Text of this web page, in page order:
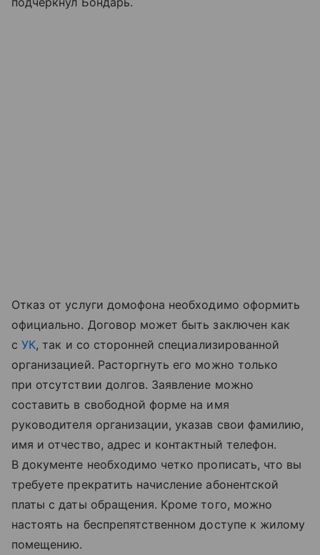
Отказ от услуги домофона необходимо оформить
официально. Договор может быть заключен как
сУК, так и со сторонней специализированной
организацией. Расторгнуть его можно только
при отсутствии долгов. Заявление можно
составить в свободной форме на имя
руководителя организации, указав свои фамилию,
имя и отчество, адрес и контактный телефон.
В документе необходимо четко прописать, что вы
требуете прекратить начисление абонентской
платы с даты обращения. Кроме того, можно
настоять на беспрепятственном доступе к жилому
помещению.